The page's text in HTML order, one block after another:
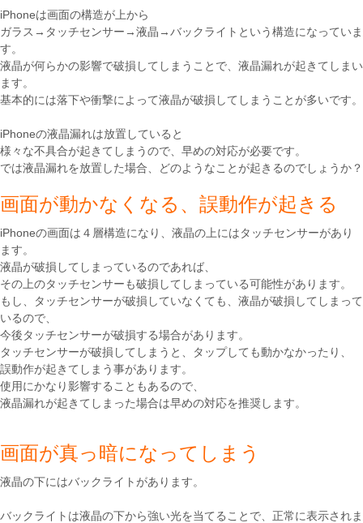
iPhoneは画面の構造が上から
ガラス→タッチセンサー→液晶→バックライトという構造になっていま
す。
液晶が何らかの影響で破損してしまうことで、液晶漏れが起きてしまい
ます。
基本的には落下や衝撃によって液晶が破損してしまうことが多いです。
iPhoneの液晶漏れは放置していると
様々な不具合が起きてしまうので、早めの対応が必要です。
では液晶漏れを放置した場合、どのようなことが起きるのでしょうか？
画面が動かなくなる、誤動作が起きる
iPhoneの画面は４層構造になり、液晶の上にはタッチセンサーがあり
ます。
液晶が破損してしまっているのであれば、
その上のタッチセンサーも破損してしまっている可能性があります。
もし、タッチセンサーが破損していなくても、液晶が破損してしまって
いるので、
今後タッチセンサーが破損する場合があります。
タッチセンサーが破損してしまうと、タップしても動かなかったり、
誤動作が起きてしまう事があります。
使用にかなり影響することもあるので、
液晶漏れが起きてしまった場合は早めの対応を推奨します。
画面が真っ暗になってしまう
液晶の下にはバックライトがあります。
バックライトは液晶の下から強い光を当てることで、正常に表示されま